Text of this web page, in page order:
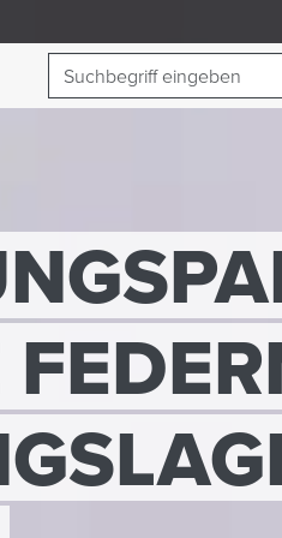
Suchbegriff